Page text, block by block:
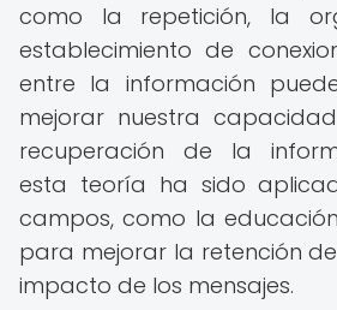
como la repetición, la
establecimiento de
entre la información
mejorar nuestra
recuperación de la
esta teoría ha sido
campos, como la
para mejorar la retención
impacto de los mensajes.